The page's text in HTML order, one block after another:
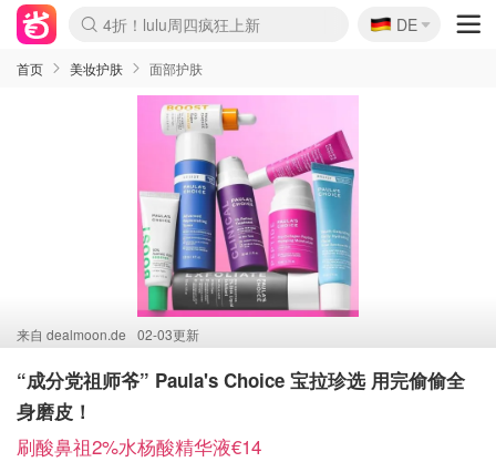
Boticinal 夏促开抢！
4折！lulu周四疯狂上新
还没结束！&OtherStories大促
Joybuy变相75折 随时失效
速领！Stanley独家85折
疑似霸哥！Camper额外叠85折
Zalando 奥莱闪促！每日更新
Moncler反季囤！5折起+叠9折
Coach Brooklyn仅€192
🇩🇪
DE
首页 美妆护肤 面部护肤
来自 dealmoon.de 02-03更新
“成分党祖师爷” Paula's Choice 宝拉珍选 用完偷偷全
身磨皮！
刷酸鼻祖2%水杨酸精华液€14